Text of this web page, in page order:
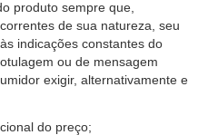
produto sempre que,
de sua natureza, seu
indicações constantes do
ou de mensagem
exigir, alternativamente e
do preço;